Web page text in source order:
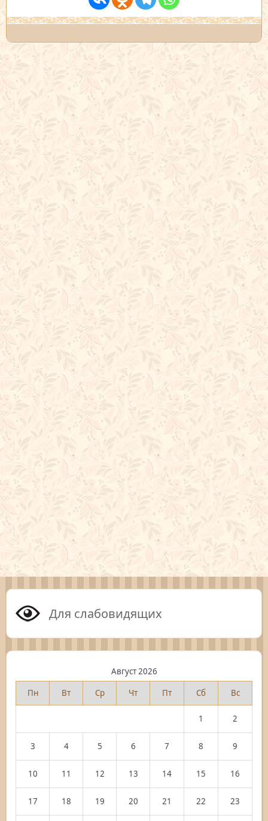
Для слабовидящих
Август 2026
Пн
Вт Ср Чт Пт Сб Вс
1 2
3 4 5 6 7 8 9
10 11 12 13 14 15 16
17 18 19 20 21 22 23